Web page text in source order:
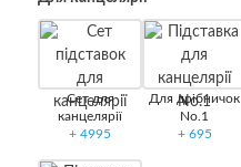
Сет для
канцелярії
+ 4995
Для дрібничок
No.1
+ 695